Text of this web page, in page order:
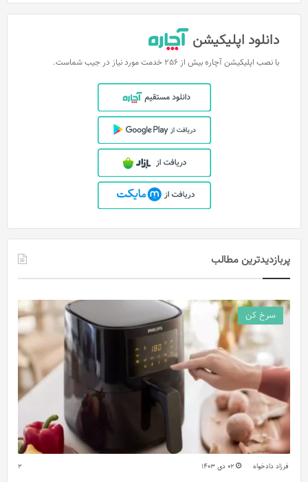
دانلود اپلیکیشن
با نصب اپلیکیشن آچاره بیش از 256 خدمت مورد نیاز در جیب شماست.
پربازدیدترین مطالب
سرخ کن
فرزاد دادخواه 02 دی 1403 2